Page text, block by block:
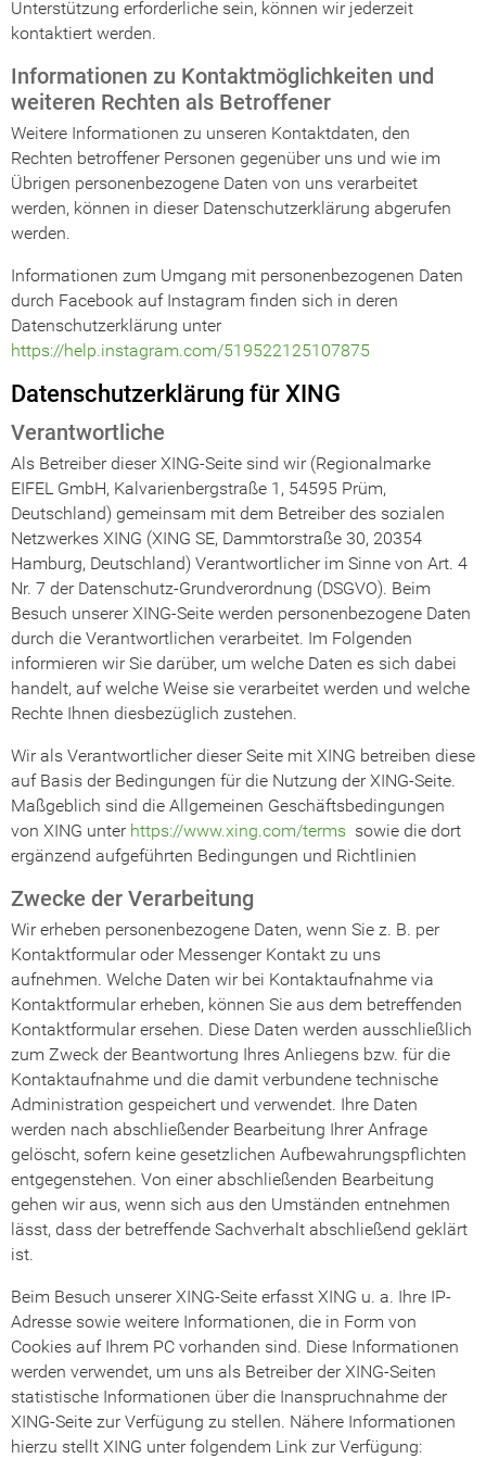
Unterstützung erforderliche sein, können wir jederzeit
kontaktiert werden.
Informationen zu Kontaktmöglichkeiten und
weiteren Rechten als Betroffener
Weitere Informationen zu unseren Kontaktdaten, den
Rechten betroffener Personen gegenüber uns und wie im
Übrigen personenbezogene Daten von uns verarbeitet
werden, können in dieser Datenschutzerklärung abgerufen
werden.
Informationen zum Umgang mit personenbezogenen Daten
durch Facebook auf Instagram finden sich in deren
Datenschutzerklärung unter
https://help.instagram.com/519522125107875
Datenschutzerklärung für XING
Verantwortliche
Als Betreiber dieser XING-Seite sind wir (Regionalmarke
EIFEL GmbH, Kalvarienbergstraße 1, 54595 Prüm,
Deutschland) gemeinsam mit dem Betreiber des sozialen
Netzwerkes XING (XING SE, Dammtorstraße 30, 20354
Hamburg, Deutschland) Verantwortlicher im Sinne von Art. 4
Nr. 7 der Datenschutz-Grundverordnung (DSGVO). Beim
Besuch unserer XING-Seite werden personenbezogene Daten
durch die Verantwortlichen verarbeitet. Im Folgenden
informieren wir Sie darüber, um welche Daten es sich dabei
handelt, auf welche Weise sie verarbeitet werden und welche
Rechte Ihnen diesbezüglich zustehen.
Wir als Verantwortlicher dieser Seite mit XING betreiben diese
auf Basis der Bedingungen für die Nutzung der XING-Seite.
Maßgeblich sind die Allgemeinen Geschäftsbedingungen
von XING unter https://www.xing.com/terms sowie die dort
ergänzend aufgeführten Bedingungen und Richtlinien
Zwecke der Verarbeitung
Wir erheben personenbezogene Daten, wenn Sie z. B. per
Kontaktformular oder Messenger Kontakt zu uns
aufnehmen. Welche Daten wir bei Kontaktaufnahme via
Kontaktformular erheben, können Sie aus dem betreffenden
Kontaktformular ersehen. Diese Daten werden ausschließlich
zum Zweck der Beantwortung Ihres Anliegens bzw. für die
Kontaktaufnahme und die damit verbundene technische
Administration gespeichert und verwendet. Ihre Daten
werden nach abschließender Bearbeitung Ihrer Anfrage
gelöscht, sofern keine gesetzlichen Aufbewahrungspflichten
entgegenstehen. Von einer abschließenden Bearbeitung
gehen wir aus, wenn sich aus den Umständen entnehmen
lässt, dass der betreffende Sachverhalt abschließend geklärt
ist.
Beim Besuch unserer XING-Seite erfasst XING u. a. Ihre IP-
Adresse sowie weitere Informationen, die in Form von
Cookies auf Ihrem PC vorhanden sind. Diese Informationen
werden verwendet, um uns als Betreiber der XING-Seiten
statistische Informationen über die Inanspruchnahme der
XING-Seite zur Verfügung zu stellen. Nähere Informationen
hierzu stellt XING unter folgendem Link zur Verfügung: